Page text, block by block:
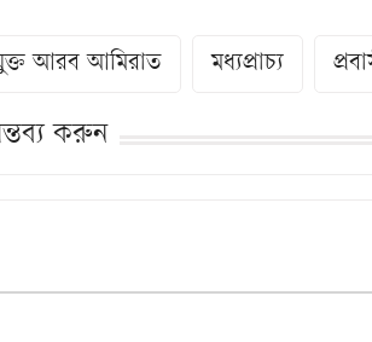
আরব আমিরাত মধ্যপ্রাচ্য
করুন